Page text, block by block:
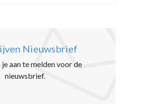
Nieuwsbrief
je aan te melden voor de
nieuwsbrief.